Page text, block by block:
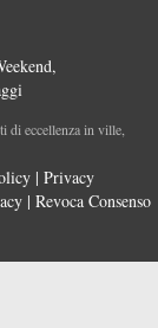
di eccellenza in ville,
| Privacy
| Revoca Consenso